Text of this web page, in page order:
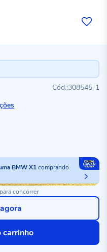
308545-1
BMW X1comprando
concorrer
carrinho